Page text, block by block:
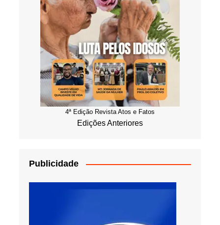
4ª Edição Revista Atos e Fatos
Edições Anteriores
Publicidade